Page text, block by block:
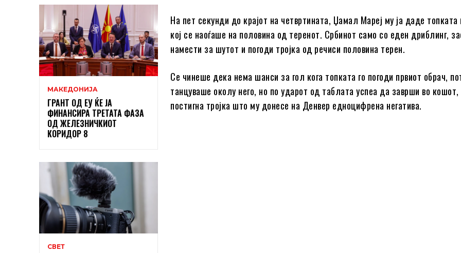
МАКЕДОНИЈА
ГРАНТ ОД ЕУ ЌЕ ЈА
ФИНАНСИРА ТРЕТАТА ФАЗА
ОД ЖЕЛЕЗНИЧКИОТ
КОРИДОР 8
СВЕТ
На пет секунди до крајот на четвртината, Џамал ​​Мареј му ја даде топката
кој се наоѓаше на половина од теренот. Србинот само со еден дриблинг,
намести за шутот и погоди тројка од речиси половина терен.
Се чинеше дека нема шанси за гол кога топката го погоди првиот обрач,
танцуваше околу него, но по ударот од таблата успеа да заврши во кошот,
постигна тројка што му донесе на Денвер едноцифрена негатива.